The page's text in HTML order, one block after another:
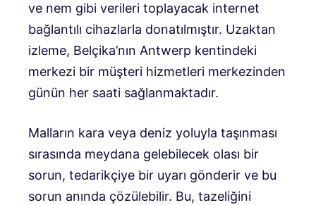
ve nem gibi verileri toplayacak internet
bağlantılı cihazlarla donatılmıştır. Uzaktan
izleme, Belçika’nın Antwerp kentindeki
merkezi bir müşteri hizmetleri merkezinden
günün her saati sağlanmaktadır.
Malların kara veya deniz yoluyla taşınması
sırasında meydana gelebilecek olası bir
sorun, tedarikçiye bir uyarı gönderir ve bu
sorun anında çözülebilir. Bu, tazeliğini